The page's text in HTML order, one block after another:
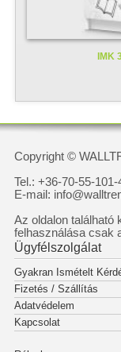
IMK
Copyright ©
Tel.: +36-70-55-101-
E-mail:
Az oldalon található
felhasználása csak
Ügyfélszolgálat
Gyakran Ismételt
Fizetés / Szállítás
Adatvédelem
Kapcsolat